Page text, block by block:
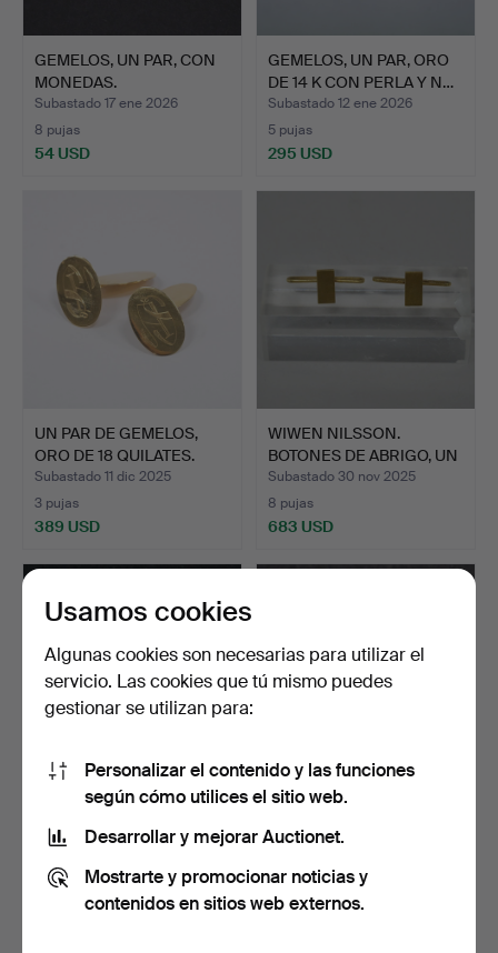
GEMELOS, UN PAR, CON
MONEDAS.
Subastado 17 ene 2026
8 pujas
54 USD
GEMELOS, UN PAR, ORO
DE 14 K CON PERLA Y N…
Subastado 12 ene 2026
5 pujas
295 USD
UN PAR DE GEMELOS,
ORO DE 18 QUILATES.
Subastado 11 dic 2025
3 pujas
389 USD
WIWEN NILSSON.
BOTONES DE ABRIGO, UN
PAR.
Subastado 30 nov 2025
8 pujas
683 USD
SOPORTE PARA
CORBATAS, ORO DE 18
QUILATES.
Subastado 14 nov 2025
3 pujas
233 USD
GEMELOS, UN PAR, ORO
DE 18 QUILATES CON DI…
3 pujas
352 USD
Usamos cookies
Algunas cookies son necesarias para utilizar el
servicio. Las cookies que tú mismo puedes
gestionar se utilizan para:
Personalizar el contenido y las funciones
según cómo utilices el sitio web.
Desarrollar y mejorar Auctionet.
Mostrarte y promocionar noticias y
contenidos en sitios web externos.